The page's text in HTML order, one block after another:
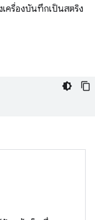
ครื่องบันทึกเป็นสตริง